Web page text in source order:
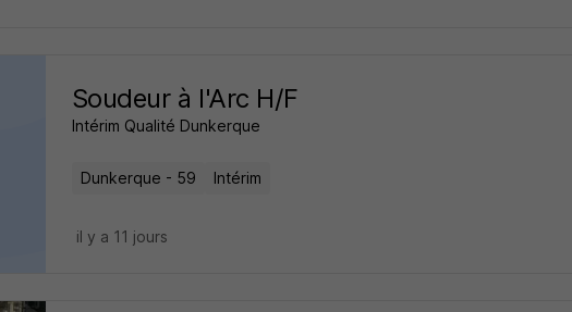
Soudeur à l'Arc H/F
Intérim Qualité Dunkerque
Dunkerque - 59 Intérim
il y a 11 jours